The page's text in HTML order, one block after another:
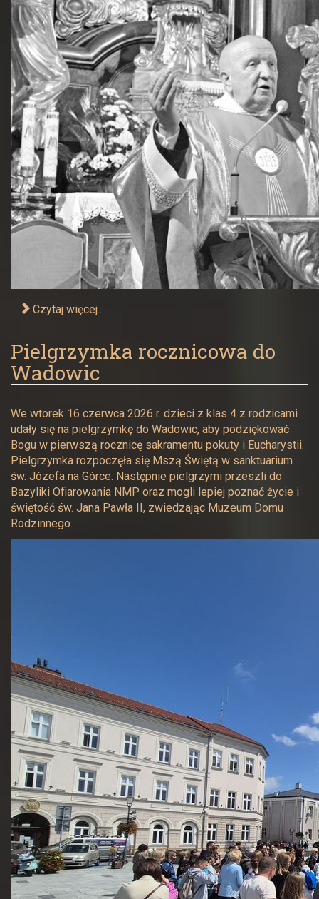
Czytaj więcej...
Pielgrzymka rocznicowa do
Wadowic
We wtorek 16 czerwca 2026 r. dzieci z klas 4 z rodzicami
udały się na pielgrzymkę do Wadowic, aby podziękować
Bogu w pierwszą rocznicę sakramentu pokuty i Eucharystii.
Pielgrzymka rozpoczęła się Mszą Świętą w sanktuarium
św. Józefa na Górce. Następnie pielgrzymi przeszli do
Bazyliki Ofiarowania NMP oraz mogli lepiej poznać życie i
świętość św. Jana Pawła II, zwiedzając Muzeum Domu
Rodzinnego.